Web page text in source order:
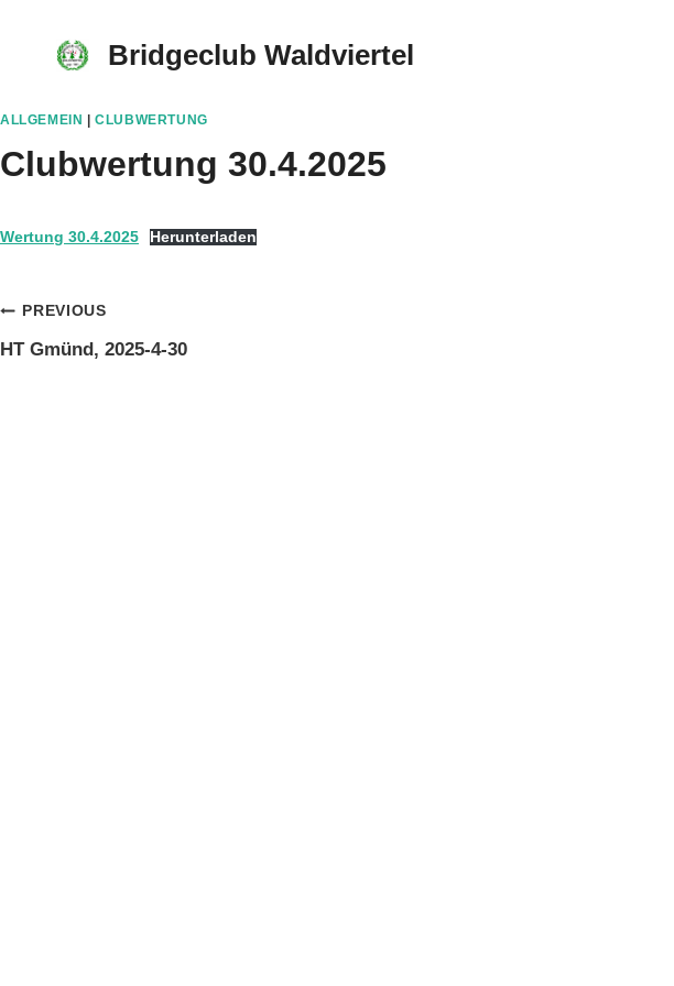
content
Bridgeclub Waldviertel
ALLGEMEIN |CLUBWERTUNG
Clubwertung 30.4.2025
Wertung 30.4.2025 Herunterladen
Beitragsnavigation
PREVIOUS
HT Gmünd, 2025-4-30